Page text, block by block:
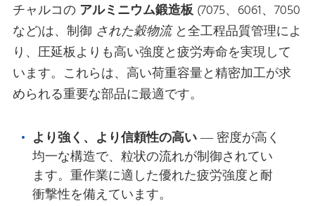
チャルコの アルミニウム鍛造板(7075、6061、7050
など)は、制御 された穀物流と全工程品質管理によ
り、圧延板よりも高い強度と疲労寿命を実現して
います。これらは、高い荷重容量と精密加工が求
められる重要な部品に最適です。
より強く、より信頼性の高い— 密度が高く
均一な構造で、粒状の流れが制御されてい
ます。重作業に適した優れた疲労強度と耐
衝撃性を備えています。